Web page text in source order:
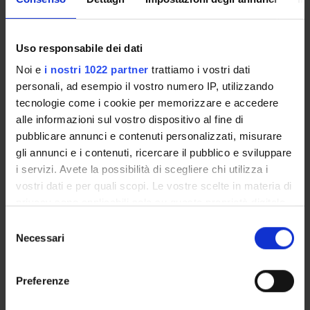
Uso responsabile dei dati
Noi e i nostri 1022 partner trattiamo i vostri dati
personali, ad esempio il vostro numero IP, utilizzando
tecnologie come i cookie per memorizzare e accedere
alle informazioni sul vostro dispositivo al fine di
pubblicare annunci e contenuti personalizzati, misurare
gli annunci e i contenuti, ricercare il pubblico e sviluppare
i servizi. Avete la possibilità di scegliere chi utilizza i
vostri dati e per quali scopi. Le vostre scelte in materia di
modificare o revocare il proprio consenso in qualsiasi
momento dalla Dichiarazione sui cookie o facendo clic
delNecessari
Preferenze
delle figure e del tutto pseudo mitico. I risultati di questa
francese, altro aspetto questo che documenta
volto a ricostruire anche per la corona di Francia un'aura
etica e morale "antiqua" pari per valore a quella rivestita
dalla Roma tardo-repubblicana e primo-imperiale.
PROJECT PARTICIPANTS
Gennaro Tallini
RESEARCH AREAS INVOLVED IN THE PROJECT